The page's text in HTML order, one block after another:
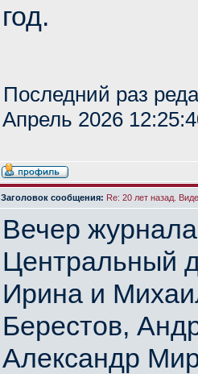
год.
Последний раз
Апрель 2026
Заголовок сообщения: Re: 20 лет назад.
Вечер
Центральный
Ирина и
Берестов,
Александр